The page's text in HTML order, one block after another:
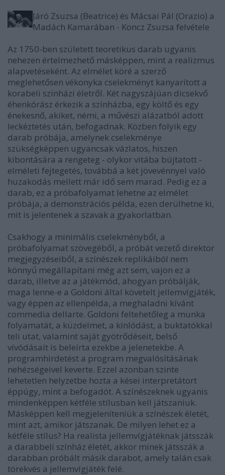
Járó Zsuzsa (Beatrice) és Mácsai Pál (Orazio) a
Madách Kamarában - Koncz Zsuzsa felvétele
Az 1750-ben született teoretikus darab ugyanis
nehezen értelmezhető másképpen, mint a realizmus
alapvetéseként. Az elmélet köré a szerző
meglehetősen vékonyka cselekményt kanyarított a
korabeli színházi életről. Két nagyszájúan dicsekvő
éhenkórász érkezik a színházba, egy költő és egy
énekesnő, akiket, némi, a művészi alázatból adott
leckéztetés után, befogadnak. Közben folyik egy
darab próbája, amelynek cselekménye
szükségképpen ugyancsak vázlatos, hiszen
kibontására a rengeteg - olykor vitába bújtatott -
elméleti fejtegetés, továbbá a két jövevénnyel való
huzakodás mellett már idő sem marad. Pedig ez a
darab, ez a próbafolyamat lehetne az elmélet
próbája, a demonstrációs példa, ezen derülhetne ki,
mit is jelentenek a szavak a gyakorlatban.
Csakhogy a minimális cselekményből, a
próbafolyamat szövegéből, a próbát vezető direktor
megjegyzéseiből, a színészek replikáiból nem
könnyű megállapítani még azt sem, vajon ez a
darab, illetve az a játékmód, ahogyan próbálják,
maga lenne-e a Goldoni által követelt jellemvígjáték,
vagy éppen az ellenpélda, a meghaladni kívánt
commedia dellarte. Goldoni feltehetőleg a munka
folyamatát, a küzdelmet, a kínlódást, a buktatókkal
teli utat, valamint saját gyötrődéseit, belső
vívódásait is beleírta ezekbe a jelenetekbe. A
programhirdetést a program megvalósításának
nehézségeivel keverte. Ezzel azonban szinte
lehetetlen helyzetbe hozta a kései interpretátort
éppúgy, mint a befogadót. A színészeknek ugyanis
mindenképpen kétféle stílusban kell játszaniuk.
Másképpen kell megjeleníteniük a színészek életét,
mint azt, amikor játszanak. De milyen lehet ez a
kétféle stílus? Ha realista jellemvígjátéknak játsszák
a darabbeli színház életét, akkor minek játsszák a
darabban próbált másik darabot, amely talán csak
törekvés a jellemvígjáték felé.